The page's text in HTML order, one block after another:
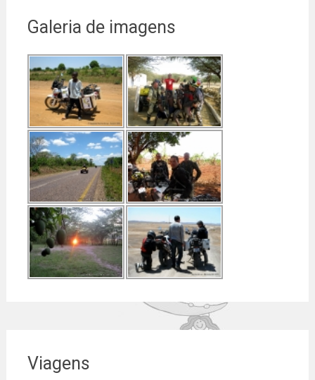
Galeria de imagens
Viagens